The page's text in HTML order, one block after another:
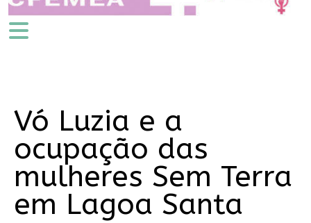
Vó Luzia e a
ocupação das
mulheres Sem Terra
em Lagoa Santa